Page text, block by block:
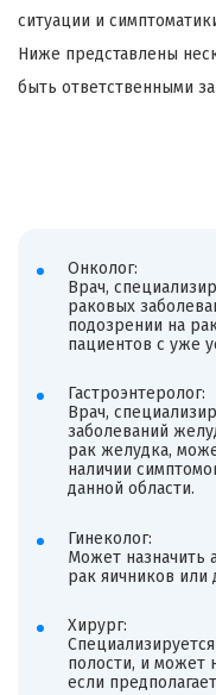
ситуации и
Ниже представлены
быть ответственными
Онколог:
Врач,
раковых
подозрении на
пациентов с уже
Гастроэнтеролог:
Врач,
заболеваний
рак желудка,
наличии
данной области.
Гинеколог:
Может назначить
рак яичников или
Хирург:
полости, и может
если